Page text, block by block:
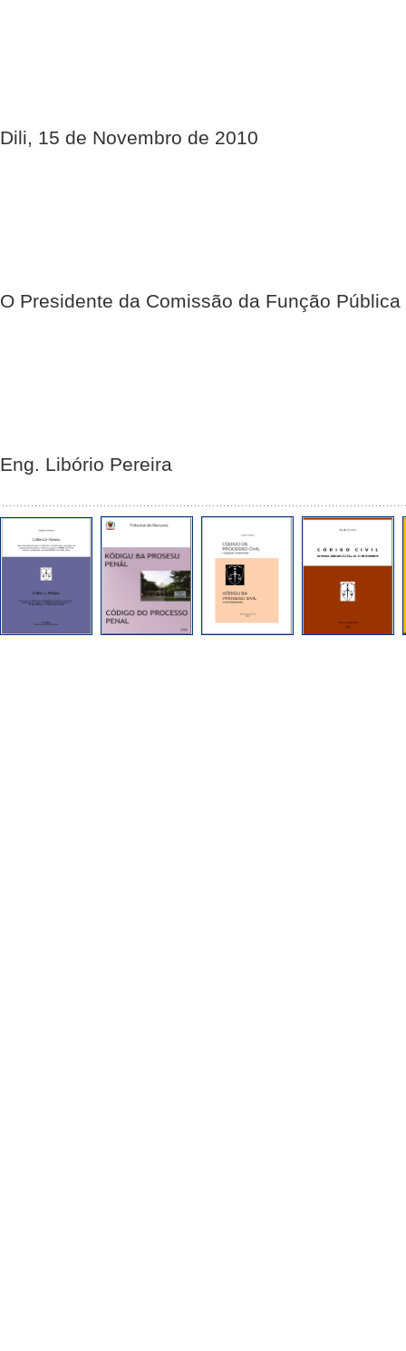
Dili, 15 de Novembro de 2010
O Presidente da Comissão da Função Pública
Eng. Libório Pereira